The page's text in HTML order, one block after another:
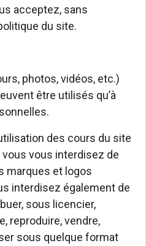
acceptez, sans
du site.
photos, vidéos, etc.)
être utilisés qu’à
des cours du site
vous interdisez de
marques et logos
interdisez également de
sous licencier,
reproduire, vendre,
sous quelque format